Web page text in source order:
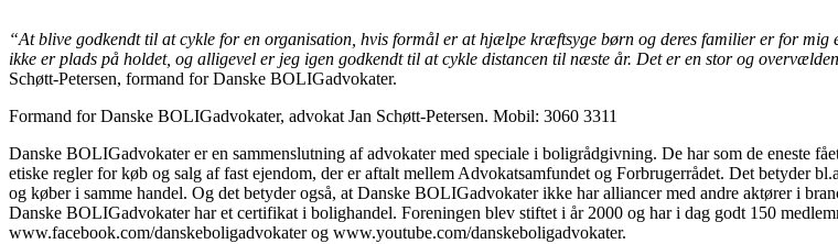
“At blive godkendt til at cykle for en organisation, hvis formål er at hjælpe kræftsyge børn og deres familier er for
ikke er plads på holdet, og alligevel er jeg igen godkendt til at cykle distancen til næste år. Det er en stor og
Schøtt-Petersen, formand for Danske BOLIGadvokater.
Formand for Danske BOLIGadvokater, advokat Jan Schøtt-Petersen. Mobil: 3060 3311
Danske BOLIGadvokater er en sammenslutning af advokater med speciale i boligrådgivning. De har som de eneste
etiske regler for køb og salg af fast ejendom, der er aftalt mellem Advokatsamfundet og Forbrugerrådet. Det
og køber i samme handel. Og det betyder også, at Danske BOLIGadvokater ikke har alliancer med andre aktører i
Danske BOLIGadvokater har et certifikat i bolighandel. Foreningen blev stiftet i år 2000 og har i dag godt 150
www.facebook.com/danskeboligadvokater og www.youtube.com/danskeboligadvokater.